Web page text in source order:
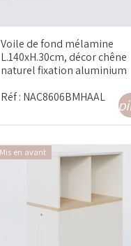
Voile de fond mélamine
L.140xH.30cm, décor chêne
naturel fixation aluminium
Réf : NAC8606BMHAAL
Mis en avant